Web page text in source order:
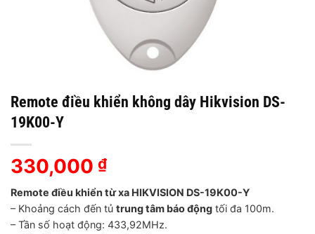
Remote điều khiển không dây Hikvision DS-
19K00-Y
330,000 ₫
Remote điều khiển từ xa HIKVISION DS-19K00-Y
– Khoảng cách đến tủ trung tâm báo động tối đa 100m.
– Tần số hoạt động: 433,92MHz.